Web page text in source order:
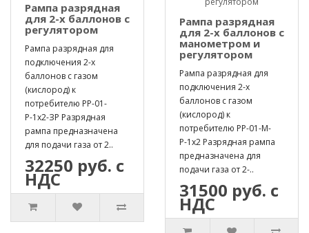
Рампа разрядная
для 2-х баллонов с
регулятором
Рампа разрядная для
подключения 2-х
баллонов с газом
(кислород) к
потребителю РР-01-
Р-1х2-ЗР Разрядная
рампа предназначена
для подачи газа от 2..
32250 руб. с
НДС
Рампа разрядная
для 2-х баллонов с
манометром и
регулятором
Рампа разрядная для
подключения 2-х
баллонов с газом
(кислород) к
потребителю РР-01-М-
Р-1х2 Разрядная рампа
предназначена для
подачи газа от 2-..
31500 руб. с
НДС